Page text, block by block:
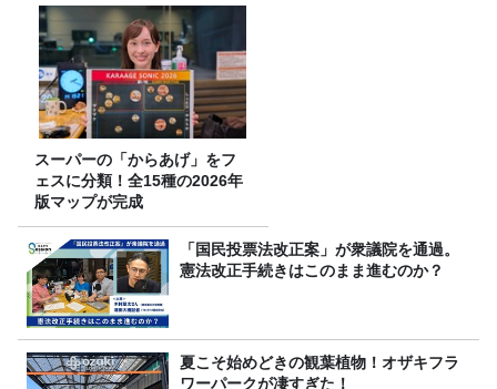
スーパーの「からあげ」をフ
ェスに分類！全15種の2026年
版マップが完成
「国民投票法改正案」が衆議院を通過。
憲法改正手続きはこのまま進むのか？
夏こそ始めどきの観葉植物！オザキフラ
ワーパークが凄すぎた！